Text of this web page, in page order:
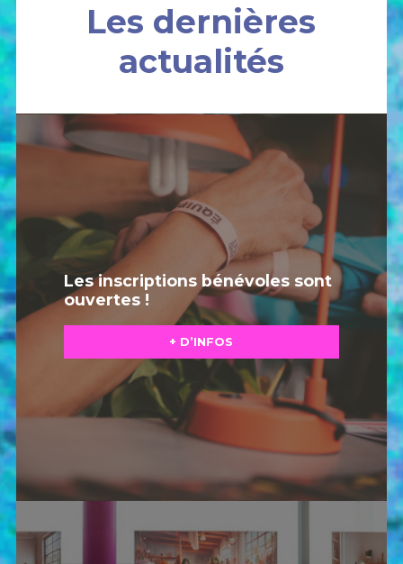
Les dernières
actualités
Les inscriptions bénévoles sont
ouvertes !
+ D’INFOS